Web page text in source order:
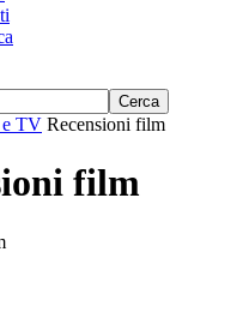
e TV Recensioni film
film